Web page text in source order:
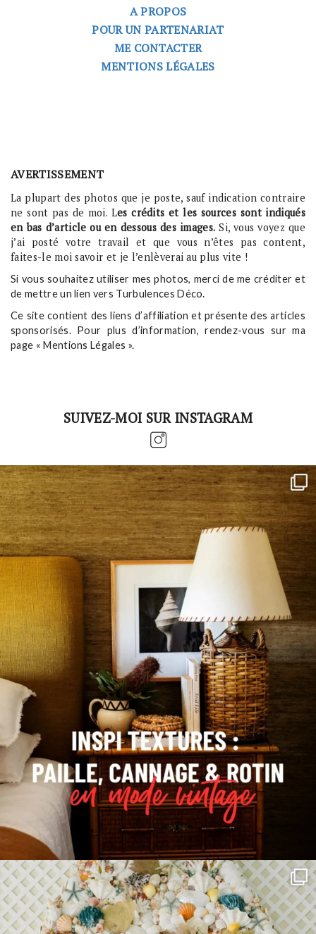
A PROPOS
POUR UN PARTENARIAT
ME CONTACTER
MENTIONS LÉGALES
AVERTISSEMENT
La plupart des photos que je poste, sauf indication contraire
ne sont pas de moi. Les crédits et les sources sont indiqués
en bas d’article ou en dessous des images. Si, vous voyez que
j’ai posté votre travail et que vous n’êtes pas content,
faites-le moi savoir et je l’enlèverai au plus vite !
Si vous souhaitez utiliser mes photos, merci de me créditer et
de mettre un lien vers Turbulences Déco.
Ce site contient des liens d’affiliation et présente des articles
sponsorisés. Pour plus d’information, rendez-vous sur ma
page « Mentions Légales ».
SUIVEZ-MOI SUR INSTAGRAM